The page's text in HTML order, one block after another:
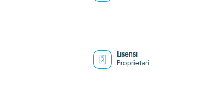
Lisensi
Proprietari